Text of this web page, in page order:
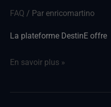
FAQ / Par enricomartino
La plateforme DestinE offre
avantages
l'utilisation
En savoir plus »